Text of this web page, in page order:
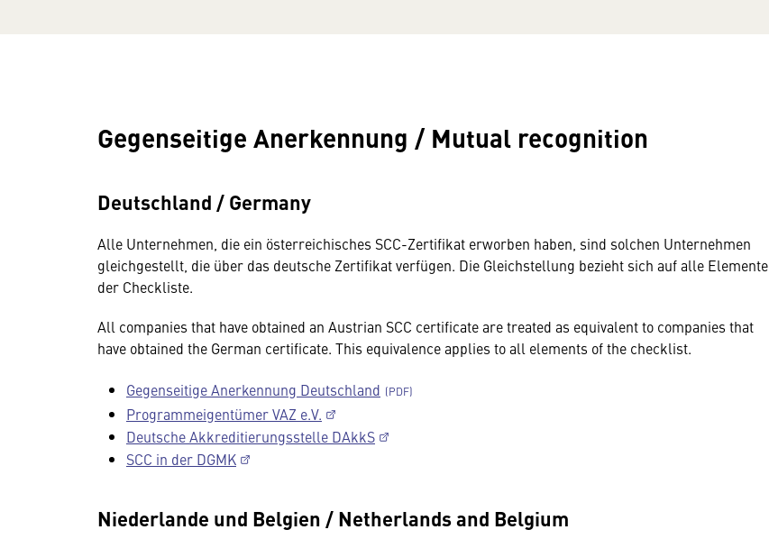
Gegenseitige Anerkennung / Mutual recognition
Deutschland / Germany
Alle Unternehmen, die ein österreichisches SCC-Zertifikat erworben haben, sind solchen Unternehmen
gleichgestellt, die über das deutsche Zertifikat verfügen. Die Gleichstellung bezieht sich auf alle Elemente
der Checkliste.
All companies that have obtained an Austrian SCC certificate are treated as equivalent to companies that
have obtained the German certificate. This equivalence applies to all elements of the checklist.
Gegenseitige Anerkennung Deutschland
Programmeigentümer VAZ e.V.
Deutsche Akkreditierungsstelle DAkkS
SCC in der DGMK
Niederlande und Belgien / Netherlands and Belgium